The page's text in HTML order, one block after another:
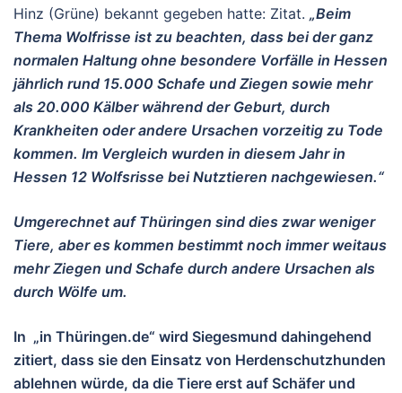
Hinz (Grüne) bekannt gegeben hatte: Zitat. „Beim
Thema Wolfrisse ist zu beachten, dass bei der ganz
normalen Haltung ohne besondere Vorfälle in Hessen
jährlich rund 15.000 Schafe und Ziegen sowie mehr
als 20.000 Kälber während der Geburt, durch
Krankheiten oder andere Ursachen vorzeitig zu Tode
kommen. Im Vergleich wurden in diesem Jahr in
Hessen 12 Wolfsrisse bei Nutztieren nachgewiesen.“
Umgerechnet auf Thüringen sind dies zwar weniger
Tiere, aber es kommen bestimmt noch immer weitaus
mehr Ziegen und Schafe durch andere Ursachen als
durch Wölfe um.
In „in Thüringen.de“ wird Siegesmund dahingehend
zitiert, dass sie den Einsatz von Herdenschutzhunden
ablehnen würde, da die Tiere erst auf Schäfer und